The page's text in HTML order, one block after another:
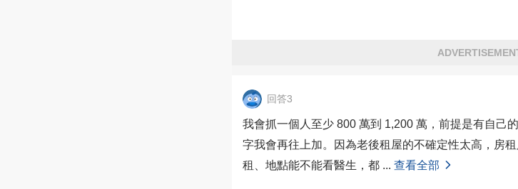
回答3
我會抓一個人至少 800 萬到 1,200 萬，前提是有自己
字我會再往上加。因為老後租屋的不確定性太高，房
租、地點能不能看醫生，都 ... 查看全部